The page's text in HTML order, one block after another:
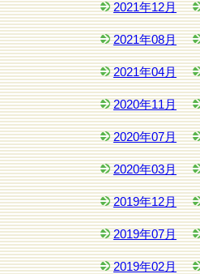
2021年12月
2021年08月
2021年04月
2020年11月
2020年07月
2020年03月
2019年12月
2019年07月
2019年02月